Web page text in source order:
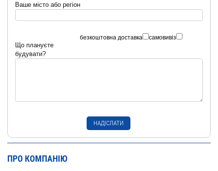
Ваше місто або регіон
безкоштовна доставка самовивіз
Що плануєте
будувати?
ПРО КОМПАНІЮ